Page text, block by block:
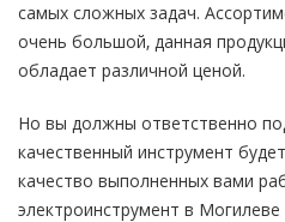
самых сложных задач.
очень большой, данная
обладает различной ценой.
Но вы должны ответственно
качественный инструмент
качество выполненных вами
электроинструмент в